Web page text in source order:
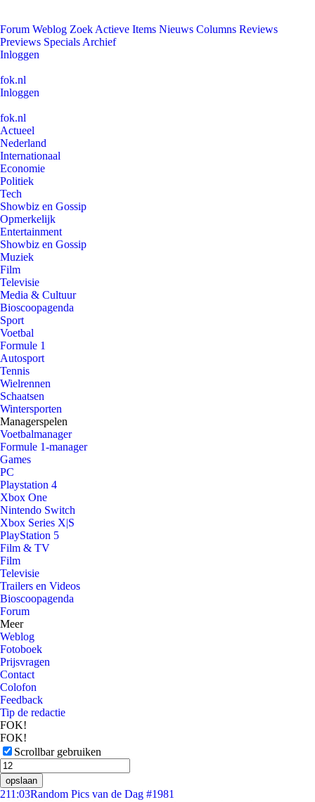
Forum Weblog Zoek Actieve Items Nieuws Columns Reviews
Previews Specials Archief
Inloggen
fok.nl
Inloggen
fok.nl
Actueel
Nederland
Internationaal
Economie
Politiek
Tech
Showbiz en Gossip
Opmerkelijk
Entertainment
Showbiz en Gossip
Muziek
Film
Televisie
Media & Cultuur
Bioscoopagenda
Sport
Voetbal
Formule 1
Autosport
Tennis
Wielrennen
Schaatsen
Wintersporten
Managerspelen
Voetbalmanager
Formule 1-manager
Games
PC
Playstation 4
Xbox One
Nintendo Switch
Xbox Series X|S
PlayStation 5
Film & TV
Film
Televisie
Trailers en Videos
Bioscoopagenda
Forum
Meer
Weblog
Fotoboek
Prijsvragen
Contact
Colofon
Feedback
Tip de redactie
FOK!
FOK!
Scrollbar gebruiken
opslaan
211:03Random Pics van de Dag #1981